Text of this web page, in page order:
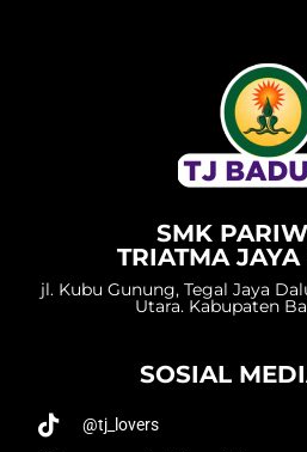
SMK
TRIATMA
jl. Kubu Gunung, Tegal Jaya
Utara. Kabupaten
SOSIAL
@tj_lovers